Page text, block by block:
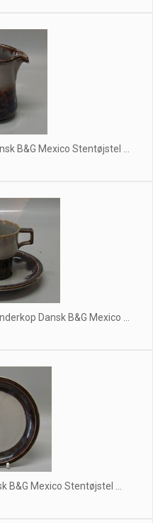
B&G Mexico Stentøjstel ...
Dansk B&G Mexico ...
B&G Mexico Stentøjstel ...